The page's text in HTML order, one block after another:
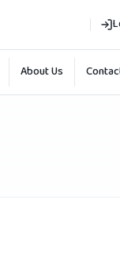
About Us